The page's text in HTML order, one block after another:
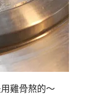
雞骨熬的～